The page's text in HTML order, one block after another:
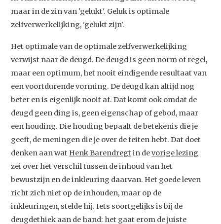
maar in de zin van 'gelukt'. Geluk is optimale
zelfverwerkelijking, 'gelukt zijn'.
Het optimale van de optimale zelfverwerkelijking
verwijst naar de deugd. De deugd is geen norm of regel,
maar een optimum, het nooit eindigende resultaat van
een voortdurende vorming. De deugd kan altijd nog
beter en is eigenlijk nooit af. Dat komt ook omdat de
deugd geen ding is, geen eigenschap of gebod, maar
een houding. Die houding bepaalt de betekenis die je
geeft, de meningen die je over de feiten hebt. Dat doet
denken aan watHenk Barendregtin devorige lezing
zei over het verschil tussen de inhoud van het
bewustzijn en de inkleuring daarvan. Het goede leven
richt zich niet op de inhouden, maar op de
inkleuringen, stelde hij. Iets soortgelijks is bij de
deugdethiek aan de hand: het gaat erom de juiste